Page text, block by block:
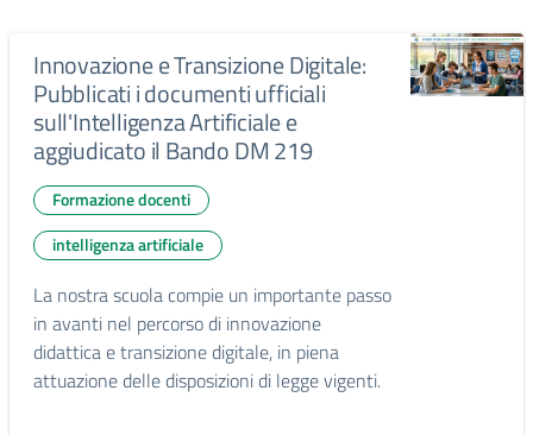
Innovazione e Transizione Digitale:
Pubblicati i documenti ufficiali
sull'Intelligenza Artificiale e
aggiudicato il Bando DM 219
Formazione docenti
intelligenza artificiale
La nostra scuola compie un importante passo
in avanti nel percorso di innovazione
didattica e transizione digitale, in piena
attuazione delle disposizioni di legge vigenti.